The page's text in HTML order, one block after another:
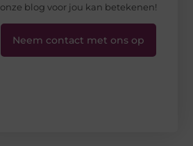
onze blog voor jou kan betekenen!
Neem contact met ons op